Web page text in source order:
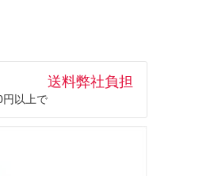
円以上で
送料弊社負担